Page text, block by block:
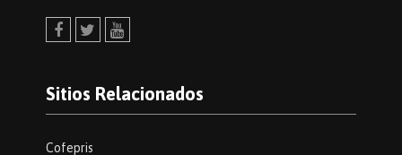
Sitios Relacionados
Cofepris